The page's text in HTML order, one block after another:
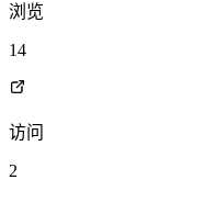
浏览
14
访问
2